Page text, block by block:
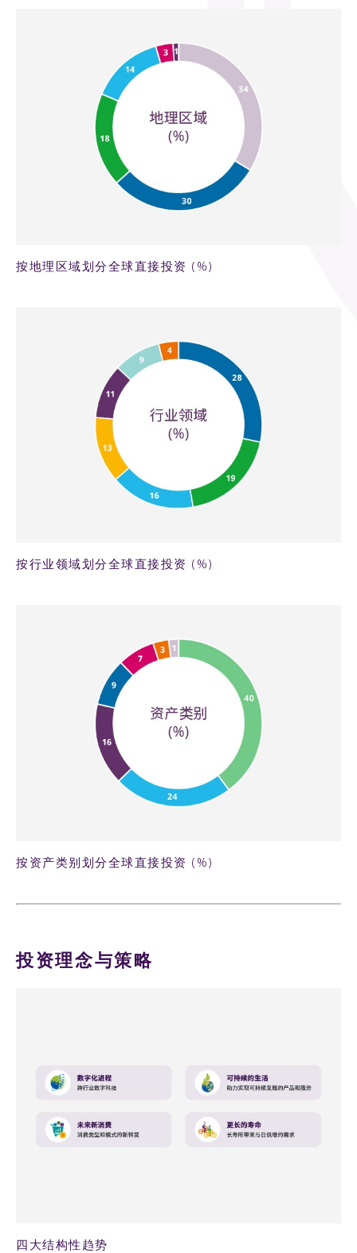
51KB PNG
按地理区域划分全球直接投资 (%)
60KB PNG
按行业领域划分全球直接投资 (%)
61KB PNG
按资产类别划分全球直接投资 (%)
投资理念与策略
四大结构性趋势